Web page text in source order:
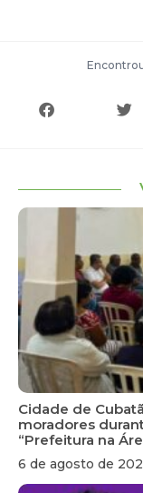
Cidade de
moradores
“Prefeitura na
6 de agosto de